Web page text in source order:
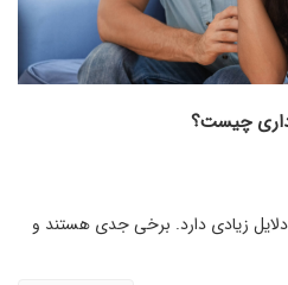
چیست؟
دلایل زیادی دارد. برخی جدی هستند و